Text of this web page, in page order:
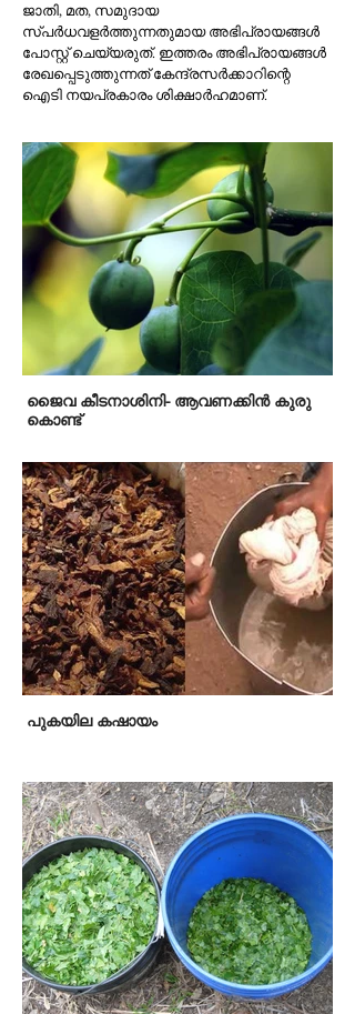
ജാതി, മത, സമുദായ
സ്പര്‍ധവളര്‍ത്തുന്നതുമായ അഭിപ്രായങ്ങള്‍
പോസ്റ്റ് ചെയ്യരുത്. ഇത്തരം അഭിപ്രായങ്ങള്‍
രേഖപ്പെടുത്തുന്നത് കേന്ദ്രസര്‍ക്കാറിന്റെ
ഐടി നയപ്രകാരം ശിക്ഷാര്‍ഹമാണ്.
ജൈവ കീടനാശിനി- ആവണക്കിൻ കുരു
കൊണ്ട്
പുകയില കഷായം